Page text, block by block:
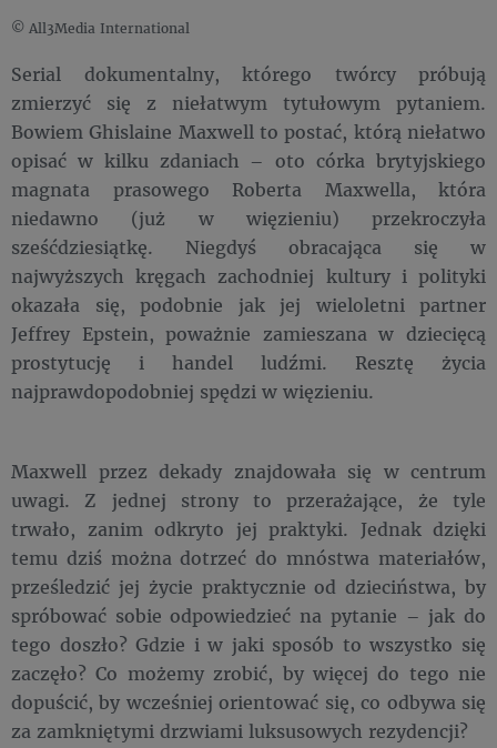
© All3Media International
Serial dokumentalny, którego twórcy próbują
zmierzyć się z niełatwym tytułowym pytaniem.
Bowiem Ghislaine Maxwell to postać, którą niełatwo
opisać w kilku zdaniach – oto córka brytyjskiego
magnata prasowego Roberta Maxwella, która
niedawno (już w więzieniu) przekroczyła
sześćdziesiątkę. Niegdyś obracająca się w
najwyższych kręgach zachodniej kultury i polityki
okazała się, podobnie jak jej wieloletni partner
Jeffrey Epstein, poważnie zamieszana w dziecięcą
prostytucję i handel ludźmi. Resztę życia
najprawdopodobniej spędzi w więzieniu.
Maxwell przez dekady znajdowała się w centrum
uwagi. Z jednej strony to przerażające, że tyle
trwało, zanim odkryto jej praktyki. Jednak dzięki
temu dziś można dotrzeć do mnóstwa materiałów,
prześledzić jej życie praktycznie od dzieciństwa, by
spróbować sobie odpowiedzieć na pytanie – jak do
tego doszło? Gdzie i w jaki sposób to wszystko się
zaczęło? Co możemy zrobić, by więcej do tego nie
dopuścić, by wcześniej orientować się, co odbywa się
za zamkniętymi drzwiami luksusowych rezydencji?